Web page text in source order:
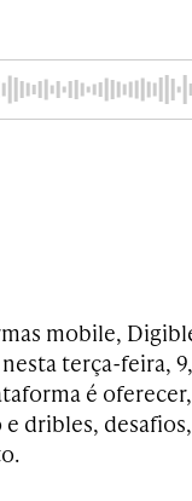
mobile,
terça-feira,
é
dribles,